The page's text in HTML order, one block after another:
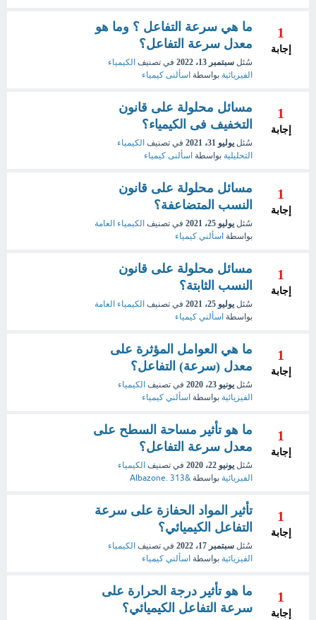
1
إجابة
ما هي سرعة التفاعل ؟ وما هو
معدل سرعة التفاعل؟
سُئل سبتمبر 13، 2022 في تصنيف الكيمياء
الفيزيائية بواسطة اسألنى كيمياء
1
إجابة
مسائل محلولة على قانون
التخفيف فى الكيمياء؟
سُئل يوليو 31، 2021 في تصنيف الكيمياء
التحليلية بواسطة اسألنى كيمياء
1
إجابة
مسائل محلولة على قانون
النسب المتضاعفة؟
سُئل يوليو 25، 2021 في تصنيف الكيمياء العامة
بواسطة اسألني كيمياء
1
إجابة
مسائل محلولة على قانون
النسب الثابتة؟
سُئل يوليو 25، 2021 في تصنيف الكيمياء العامة
بواسطة اسألني كيمياء
1
إجابة
ما هي العوامل المؤثرة على
معدل (سرعة) التفاعل؟
سُئل يونيو 23، 2020 في تصنيف الكيمياء
الفيزيائية بواسطة اسألني كيمياء
1
إجابة
ما هو تأثير مساحة السطح على
معدل سرعة التفاعل؟
سُئل يونيو 22، 2020 في تصنيف الكيمياء
الفيزيائية بواسطة &Albazone. 313
1
إجابة
تأثير المواد الحفازة على سرعة
التفاعل الكيميائي؟
سُئل سبتمبر 17، 2022 في تصنيف الكيمياء
الفيزيائية بواسطة اسألني كيمياء
1
إجابة
ما هو تأثير درجة الحرارة على
سرعة التفاعل الكيميائي؟